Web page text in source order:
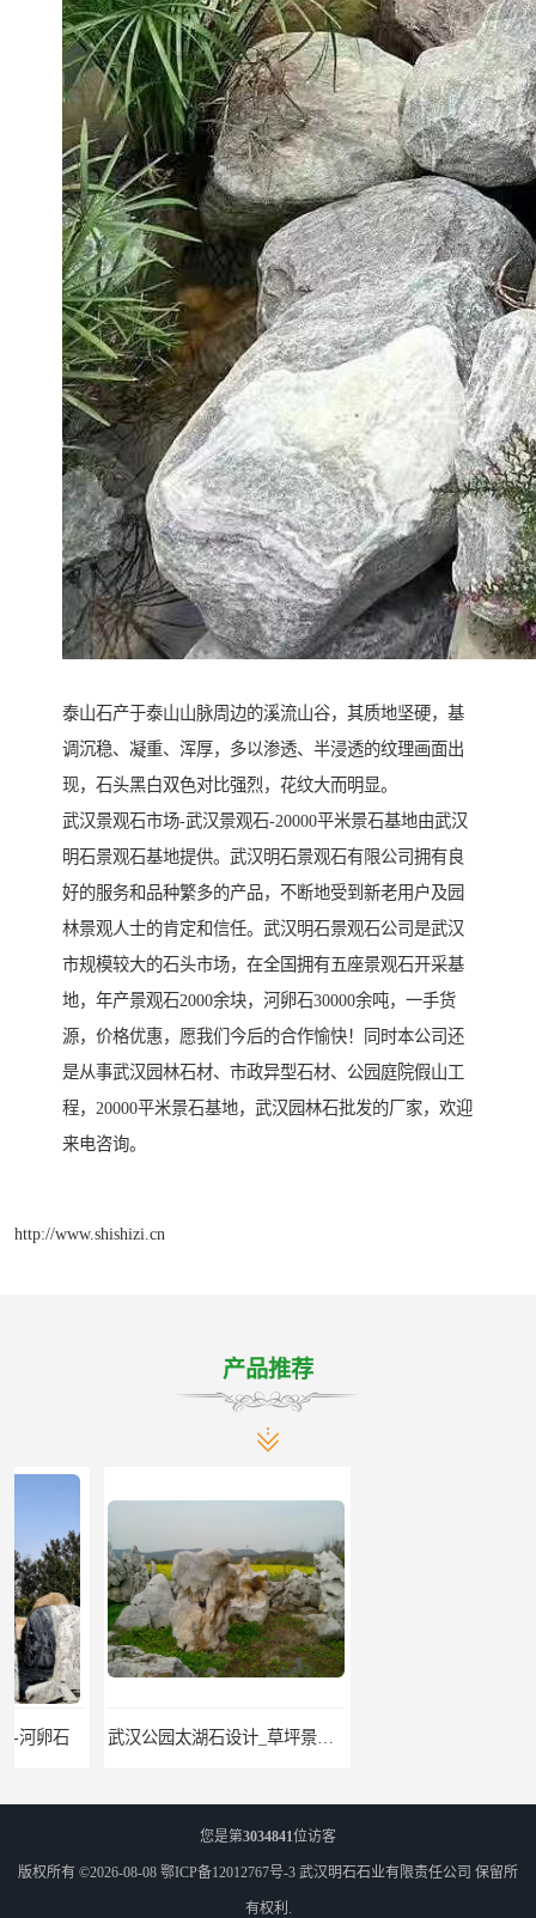
泰山石产于泰山山脉周边的溪流山谷，其质地坚硬，基
调沉稳、凝重、浑厚，多以渗透、半浸透的纹理画面出
现，石头黑白双色对比强烈，花纹大而明显。
武汉景观石市场-武汉景观石-20000平米景石基地由武汉
明石景观石基地提供。武汉明石景观石有限公司拥有良
好的服务和品种繁多的产品，不断地受到新老用户及园
林景观人士的肯定和信任。武汉明石景观石公司是武汉
市规模较大的石头市场，在全国拥有五座景观石开采基
地，年产景观石2000余块，河卵石30000余吨，一手货
源，价格优惠，愿我们今后的合作愉快！同时本公司还
是从事武汉园林石材、市政异型石材、公园庭院假山工
程，20000平米景石基地，武汉园林石批发的厂家，欢迎
来电咨询。
http://www.shishizi.cn
产品推荐
武汉公园太湖石设计_草坪景观石
您是第3034841位访客
版权所有 ©2026-08-08 鄂ICP备12012767号-3 武汉明石石业有限责任公司 保留所
有权利.